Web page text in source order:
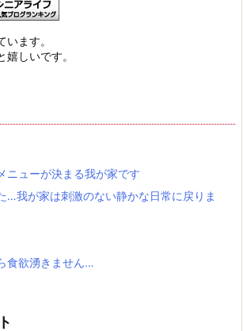
ます。
しいです。
ニューが決まる我が家です
…我が家は刺激のない静かな日常に戻りま
食欲湧きません…